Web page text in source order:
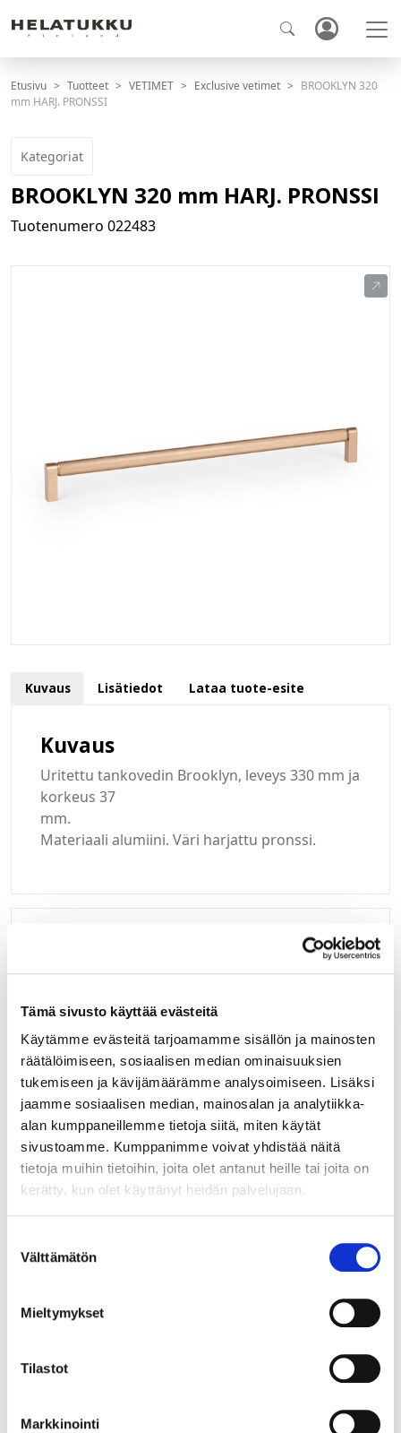
Tämä sivusto käyttää evästeitä
Käytämme evästeitä tarjoamamme sisällön ja mainosten
räätälöimiseen, sosiaalisen median ominaisuuksien
tukemiseen ja kävijämäärämme analysoimiseen. Lisäksi
jaamme sosiaalisen median, mainosalan ja analytiikka-
alan kumppaneillemme tietoja siitä, miten käytät
sivustoamme. Kumppanimme voivat yhdistää näitä
tietoja muihin tietoihin, joita olet antanut heille tai joita on
kerätty, kun olet käyttänyt heidän palvelujaan.
valinta
Välttämätön
Mieltymykset
Tilastot
Markkinointi
Etusivu Tuotteet VETIMET Exclusive vetimet
BROOKLYN 320
mm HARJ. PRONSSI
Kategoriat
BROOKLYN 320 mm HARJ. PRONSSI
Tuotenumero 022483
Kuvaus Lisätiedot Lataa tuote-esite
Kuvaus
Uritettu tankovedin Brooklyn, leveys 330 mm ja
korkeus 37
mm.
Materiaali alumiini. Väri harjattu pronssi.
Jos teillä ei vielä ole avattuna tunnuksia
verkkokauppaamme, niin olkaa yhteydessä
mail@helatukku.com
Määrä pakkauksessa:
25
Yksikkö:
KPL